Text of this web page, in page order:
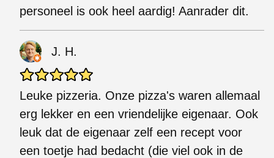
personeel is ook heel aardig! Aanrader dit.
J. H.
Leuke pizzeria. Onze pizza's waren allemaal
erg lekker en een vriendelijke eigenaar. Ook
leuk dat de eigenaar zelf een recept voor
een toetje had bedacht (die viel ook in de